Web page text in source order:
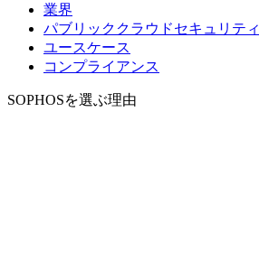
業界
パブリッククラウドセキュリティ
ユースケース
コンプライアンス
SOPHOSを選ぶ理由